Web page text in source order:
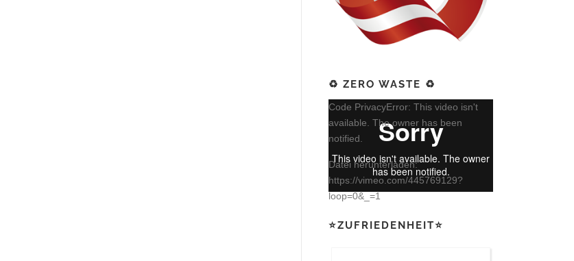
♻️ ZERO WASTE ♻️
Video-
Player
Code PrivacyError: This video isn't
available. The owner has been
notified.
Datei herunterladen:
https://vimeo.com/445769129?
loop=0&_=1
⭐ZUFRIEDENHEIT⭐